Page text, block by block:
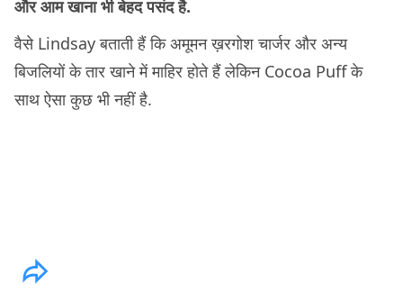
और आम खाना भी बेहद पसंद है.
वैसे Lindsay बताती हैं कि अमूमन ख़रगोश चार्जर और अन्य
बिजलियों के तार खाने में माहिर होते हैं लेकिन Cocoa Puff के
साथ ऐसा कुछ भी नहीं है.